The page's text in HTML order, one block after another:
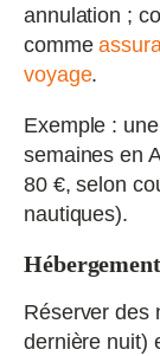
annulation ;
comme
voyage.
Exemple :
semaines en
80 €, selon
nautiques).
Réserver des
dernière nuit)